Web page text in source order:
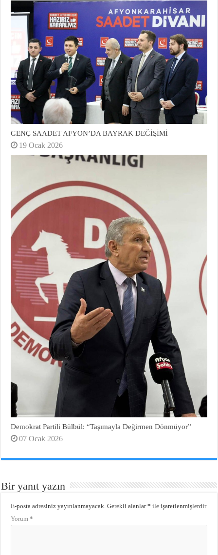
GENÇ SAADET AFYON’DA BAYRAK DEĞİŞİMİ
19 Ocak 2026
Demokrat Partili Bülbül: “Taşımayla Değirmen Dönmüyor”
07 Ocak 2026
Bir yanıt yazın
E-posta adresiniz yayınlanmayacak. Gerekli alanlar* ile işaretlenmişlerdir
Yorum*